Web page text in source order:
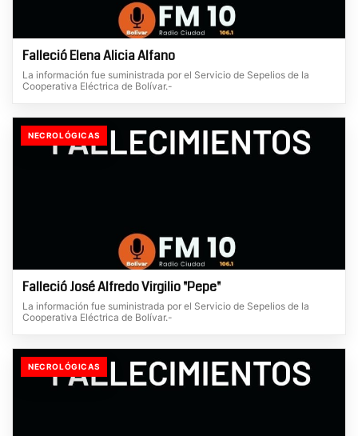
Falleció Elena Alicia Alfano
La información fue suministrada por el Servicio de Sepelios de la
Cooperativa Eléctrica de Bolívar.-
NECROLÓGICAS
Falleció José Alfredo Virgilio "Pepe"
La información fue suministrada por el Servicio de Sepelios de la
Cooperativa Eléctrica de Bolívar.-
NECROLÓGICAS